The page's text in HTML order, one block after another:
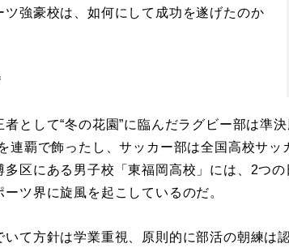
ツ強豪校は、如何にして成功を遂げたのか
として“冬の花園”に臨んだラグビー部は準
連覇で飾ったし、サッカー部は全国高校サ
多区にある男子校「東福岡高校」には、2つ
ーツ界に旋風を起こしているのだ。
て方針は学業重視、原則的に部活の朝練は